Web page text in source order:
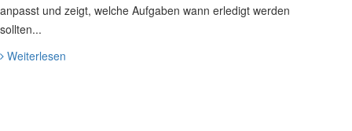
anpasst und zeigt, welche Aufgaben wann erledigt werden
sollten...
Weiterlesen